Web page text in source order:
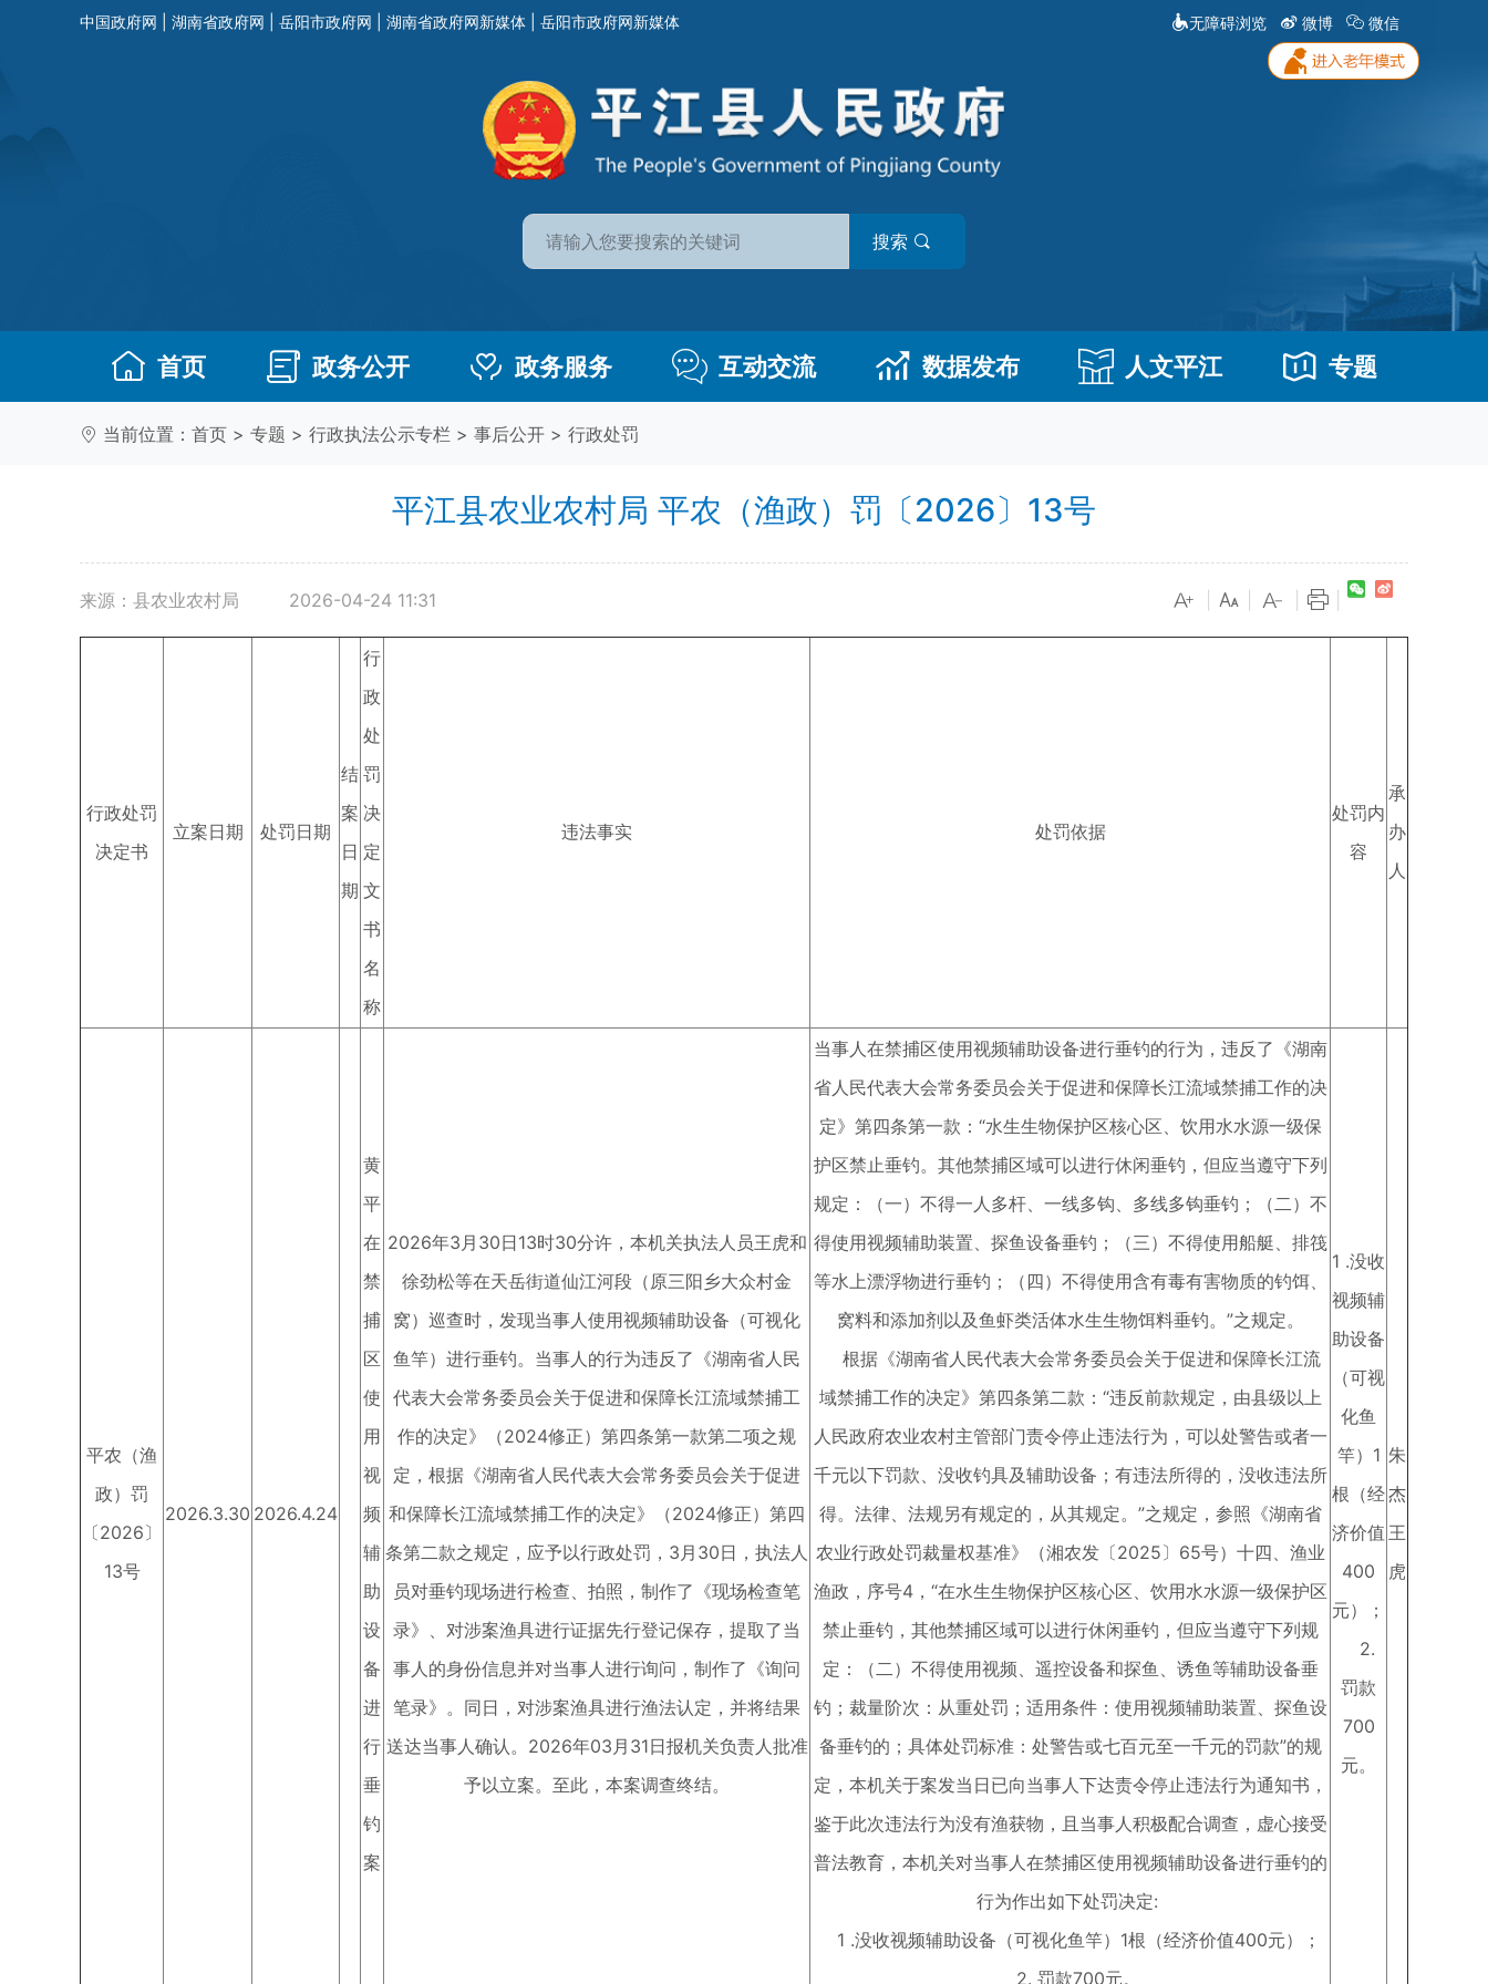
中国政府网 湖南省政府网 岳阳市政府网 湖南省政府网新媒体 岳阳市政府网新媒体 无障碍浏览 微博 微信
搜索
首页 政务公开 政务服务 互动交流 数据发布 人文平江 专题
当前位置： 首页 > 专题 > 行政执法公示专栏 > 事后公开 > 行政处罚
平江县农业农村局 平农（渔政）罚〔2026〕13号
来源：县农业农村局 2026-04-24 11:31
行政处罚
决定书
立案日期 处罚日期
结
案
日
期
行
政
处
罚
决
定
文
书
名
称
违法事实 处罚依据
处罚内
容
承
办
人
平农（渔
政）罚
〔2026〕
13号
2026.3.30 2026.4.24
黄
平
在
禁
捕
区
使
用
视
频
辅
助
设
备
进
行
垂
钓
案
2026年3月30日13时30分许，本机关执法人员王虎和
徐劲松等在天岳街道仙江河段（原三阳乡大众村金
窝）巡查时，发现当事人使用视频辅助设备（可视化
鱼竿）进行垂钓。当事人的行为违反了《湖南省人民
代表大会常务委员会关于促进和保障长江流域禁捕工
作的决定》（2024修正）第四条第一款第二项之规
定，根据《湖南省人民代表大会常务委员会关于促进
和保障长江流域禁捕工作的决定》（2024修正）第四
条第二款之规定，应予以行政处罚，3月30日，执法人
员对垂钓现场进行检查、拍照，制作了《现场检查笔
录》、对涉案渔具进行证据先行登记保存，提取了当
事人的身份信息并对当事人进行询问，制作了《询问
笔录》。同日，对涉案渔具进行渔法认定，并将结果
送达当事人确认。2026年03月31日报机关负责人批准
予以立案。至此，本案调查终结。
当事人在禁捕区使用视频辅助设备进行垂钓的行为，违反了《湖南
省人民代表大会常务委员会关于促进和保障长江流域禁捕工作的决
定》第四条第一款：“水生生物保护区核心区、饮用水水源一级保
护区禁止垂钓。其他禁捕区域可以进行休闲垂钓，但应当遵守下列
规定：（一）不得一人多杆、一线多钩、多线多钩垂钓；（二）不
得使用视频辅助装置、探鱼设备垂钓；（三）不得使用船艇、排筏
等水上漂浮物进行垂钓；（四）不得使用含有毒有害物质的钓饵、
窝料和添加剂以及鱼虾类活体水生生物饵料垂钓。”之规定。
根据《湖南省人民代表大会常务委员会关于促进和保障长江流
域禁捕工作的决定》第四条第二款：“违反前款规定，由县级以上
人民政府农业农村主管部门责令停止违法行为，可以处警告或者一
千元以下罚款、没收钓具及辅助设备；有违法所得的，没收违法所
得。法律、法规另有规定的，从其规定。”之规定，参照《湖南省
农业行政处罚裁量权基准》（湘农发〔2025〕65号）十四、渔业
渔政，序号4，“在水生生物保护区核心区、饮用水水源一级保护区
禁止垂钓，其他禁捕区域可以进行休闲垂钓，但应当遵守下列规
定：（二）不得使用视频、遥控设备和探鱼、诱鱼等辅助设备垂
钓；裁量阶次：从重处罚；适用条件：使用视频辅助装置、探鱼设
备垂钓的；具体处罚标准：处警告或七百元至一千元的罚款”的规
定，本机关于案发当日已向当事人下达责令停止违法行为通知书，
鉴于此次违法行为没有渔获物，且当事人积极配合调查，虚心接受
普法教育，本机关对当事人在禁捕区使用视频辅助设备进行垂钓的
行为作出如下处罚决定:
1 .没收视频辅助设备（可视化鱼竿）1根（经济价值400元）；
2. 罚款700元。
1 .没收
视频辅
助设备
（可视
化鱼
竿）1
根（经
济价值
400
元）；
2.
罚款
700
元。
朱
杰
王
虎